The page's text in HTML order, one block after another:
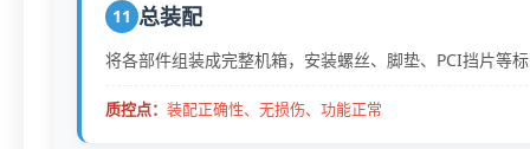
11 总装配
将各部件组装成完整机箱，安装螺丝、脚垫、PCI挡片等
质控点： 装配正确性、无损伤、功能正常